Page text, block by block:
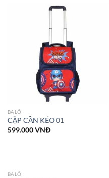
BALÔ
CẶP CẦN KÉO 01
599.000VNĐ
BALÔ